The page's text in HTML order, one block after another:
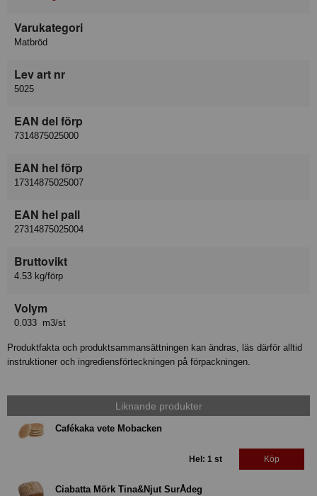
Varukategori
Matbröd
Lev art nr
5025
EAN del förp
7314875025000
EAN hel förp
17314875025007
EAN hel pall
27314875025004
Bruttovikt
4.53 kg/förp
Volym
0.033 m3/st
Produktfakta och produktsammansättningen kan ändras, läs därför alltid
instruktioner och ingrediensförteckningen på förpackningen.
Liknande produkter
Cafékaka vete Mobacken
Hel: 1 st Köp
Ciabatta Mörk Tina&Njut SurÅdeg